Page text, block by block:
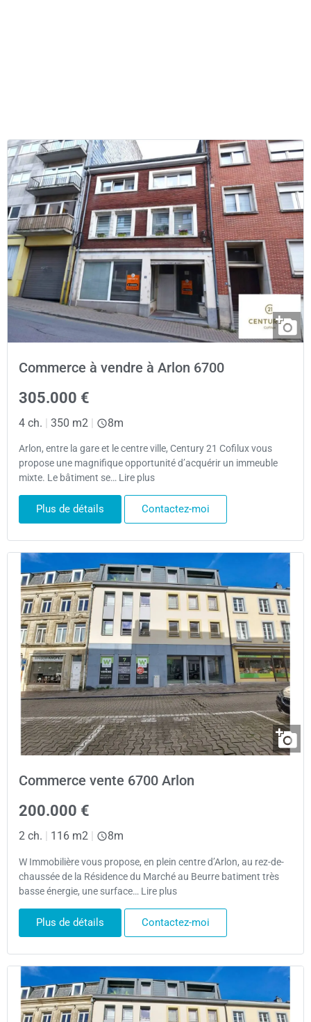
Commerce à vendre à Arlon 6700
305.000 €
4 ch. | 350 m2 | 8m
Arlon, entre la gare et le centre ville, Century 21 Cofilux vous
propose une magnifique opportunité d’acquérir un immeuble
mixte. Le bâtiment se… Lire plus
Plus de détails Contactez-moi
Commerce vente 6700 Arlon
200.000 €
2 ch. 116 m2 8m
W Immobilière vous propose, en plein centre d’Arlon, au rez-de-
chaussée de la Résidence du Marché au Beurre batiment très
basse énergie, une surface… Lire plus
Plus de détails Contactez-moi